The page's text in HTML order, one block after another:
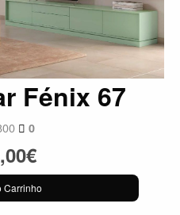
Fénix 67
0
Carrinho